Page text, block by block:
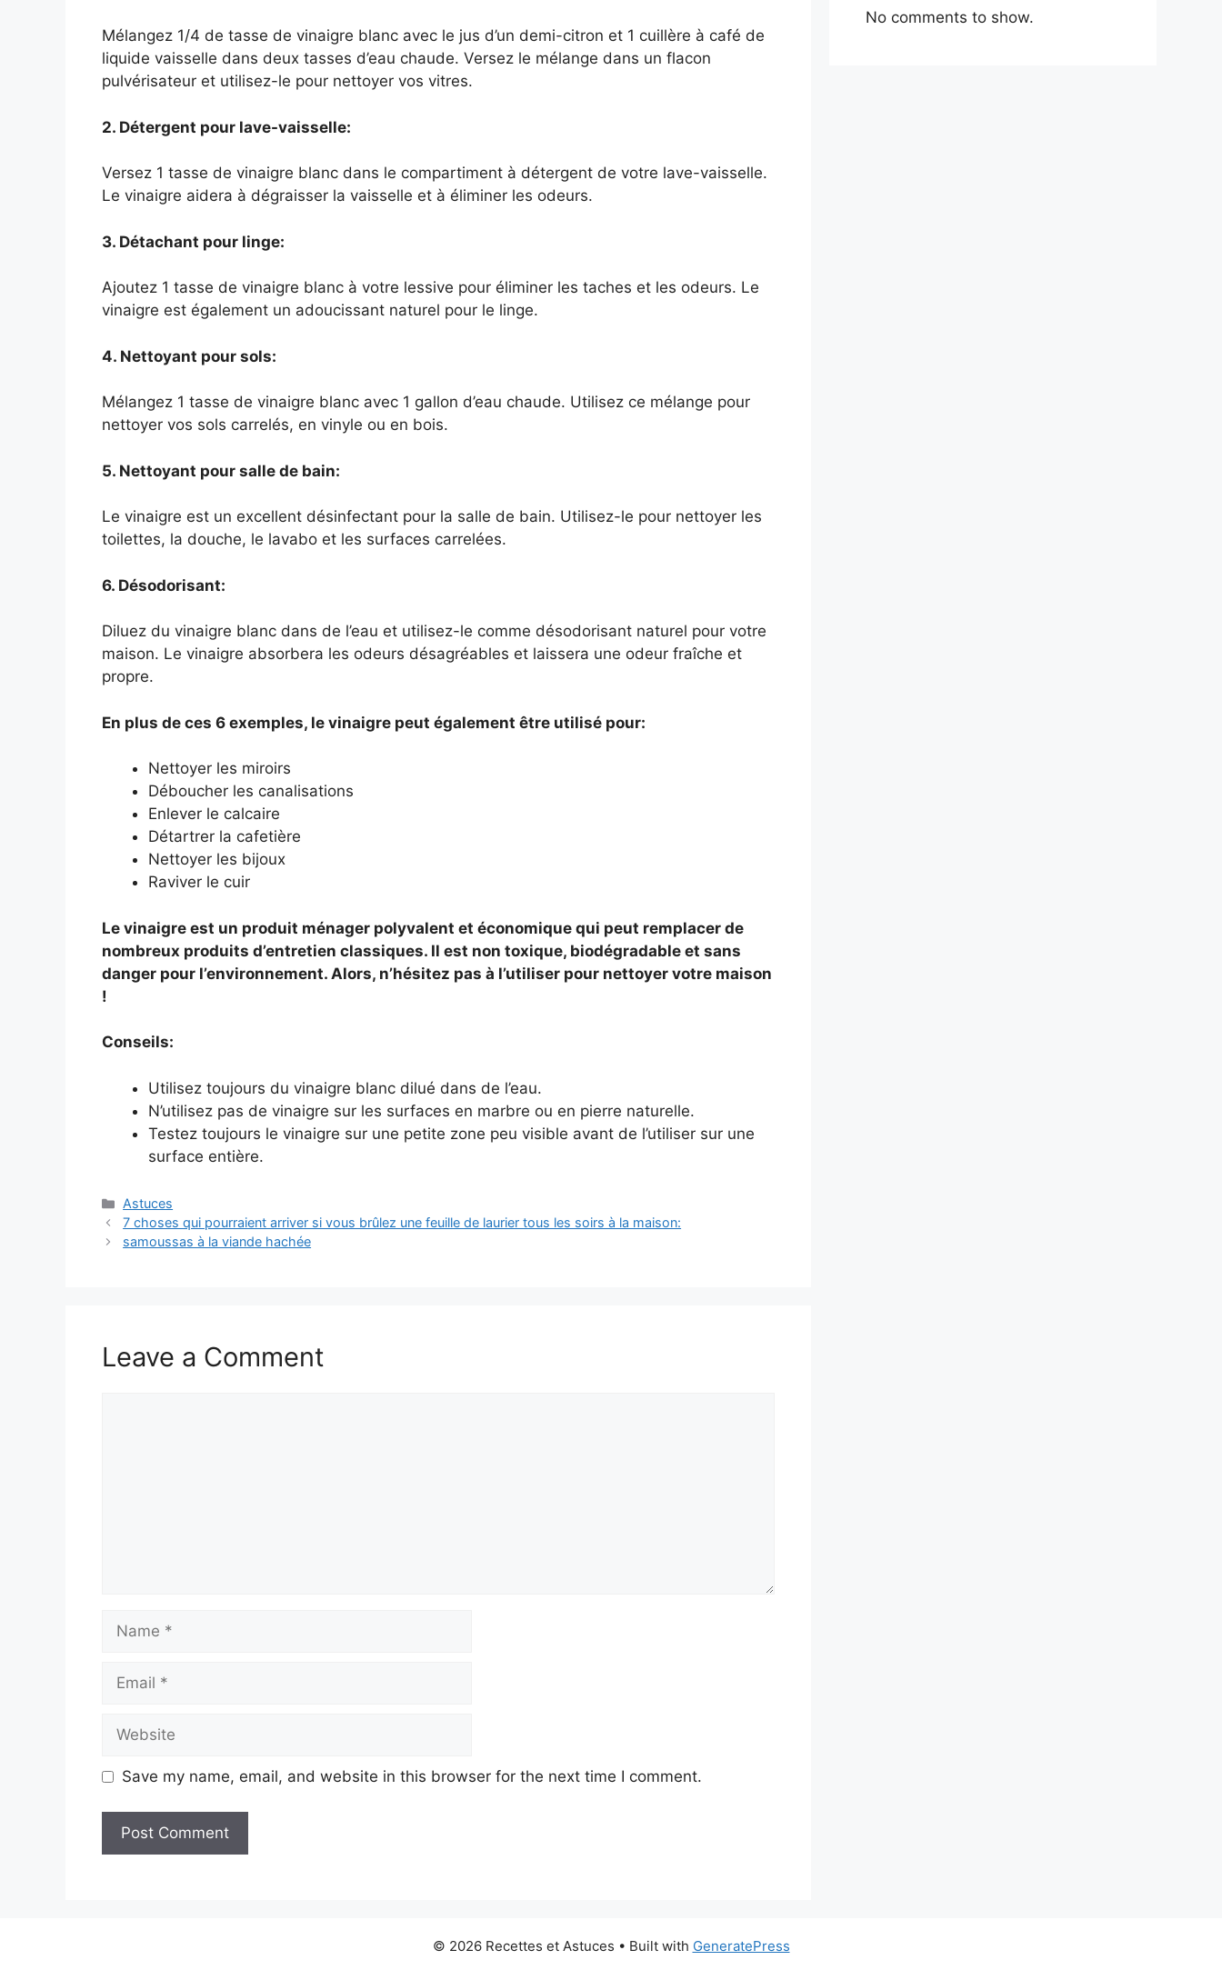
Mélangez 1/4 de tasse de vinaigre blanc avec le jus d’un demi-citron et 1 cuillère à café de
liquide vaisselle dans deux tasses d’eau chaude. Versez le mélange dans un flacon
pulvérisateur et utilisez-le pour nettoyer vos vitres.
2. Détergent pour lave-vaisselle:
Versez 1 tasse de vinaigre blanc dans le compartiment à détergent de votre lave-vaisselle.
Le vinaigre aidera à dégraisser la vaisselle et à éliminer les odeurs.
3. Détachant pour linge:
Ajoutez 1 tasse de vinaigre blanc à votre lessive pour éliminer les taches et les odeurs. Le
vinaigre est également un adoucissant naturel pour le linge.
4. Nettoyant pour sols:
Mélangez 1 tasse de vinaigre blanc avec 1 gallon d’eau chaude. Utilisez ce mélange pour
nettoyer vos sols carrelés, en vinyle ou en bois.
5. Nettoyant pour salle de bain:
Le vinaigre est un excellent désinfectant pour la salle de bain. Utilisez-le pour nettoyer les
toilettes, la douche, le lavabo et les surfaces carrelées.
6. Désodorisant:
Diluez du vinaigre blanc dans de l’eau et utilisez-le comme désodorisant naturel pour votre
maison. Le vinaigre absorbera les odeurs désagréables et laissera une odeur fraîche et
propre.
En plus de ces 6 exemples, le vinaigre peut également être utilisé pour:
Nettoyer les miroirs
Déboucher les canalisations
Enlever le calcaire
Détartrer la cafetière
Nettoyer les bijoux
Raviver le cuir
Le vinaigre est un produit ménager polyvalent et économique qui peut remplacer de
nombreux produits d’entretien classiques. Il est non toxique, biodégradable et sans
danger pour l’environnement. Alors, n’hésitez pas à l’utiliser pour nettoyer votre maison
!
Conseils:
Utilisez toujours du vinaigre blanc dilué dans de l’eau.
N’utilisez pas de vinaigre sur les surfaces en marbre ou en pierre naturelle.
Testez toujours le vinaigre sur une petite zone peu visible avant de l’utiliser sur une
surface entière.
Categories
Astuces
7 choses qui pourraient arriver si vous brûlez une feuille de laurier tous les soirs à la maison:
samoussas à la viande hachée
Leave a Comment
Name
Email
Website
Save my name, email, and website in this browser for the next time I comment.
No comments to show.
© 2026 Recettes et Astuces • Built with GeneratePress